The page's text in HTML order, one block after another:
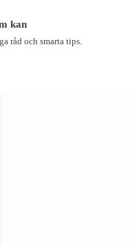
kan
råd och smarta tips.